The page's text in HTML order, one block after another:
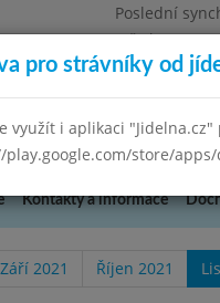
Poslední
Středa
Omezení
Chmelnice, Praha 3,
Kontakty a informace
Září 2021 Říjen 2021
pro strávníky od
využít i aplikaci
store/